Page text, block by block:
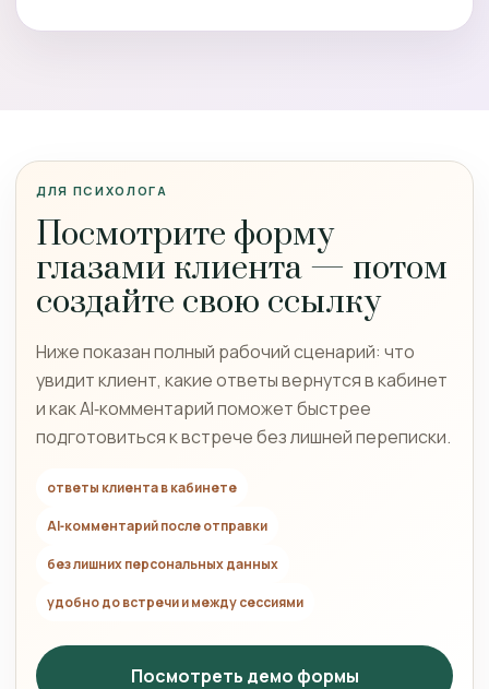
ДЛЯ ПСИХОЛОГА
Посмотрите форму
глазами клиента — потом
создайте свою ссылку
Ниже показан полный рабочий сценарий: что
увидит клиент, какие ответы вернутся в кабинет
и как AI‑комментарий поможет быстрее
подготовиться к встрече без лишней переписки.
ответы клиента в кабинете
AI‑комментарий после отправки
без лишних персональных данных
удобно до встречи и между сессиями
Посмотреть демо формы